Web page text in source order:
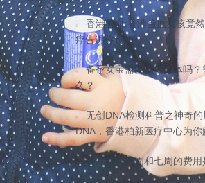
香港验血:香港验血女孩竟
疗告诉你真相
备孕女宝需要调理身体吗？
久？
无创DNA检测科普之神奇
DNA，香港柏新医疗中心为你
香港验血六周和七周的费用
呢？